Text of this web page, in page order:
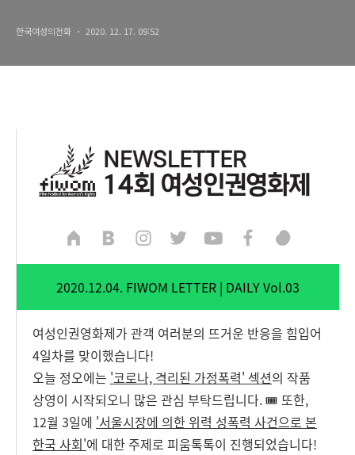
한국여성의전화 2020. 12. 17. 09:52
2020.12.04. FIWOM LETTER | DAILY Vol.03
여성인권영화제가 관객 여러분의 뜨거운 반응을 힘입어
4일차를 맞이했습니다!
오늘 정오에는 '코로나, 격리된 가정폭력' 섹션의 작품
상영이 시작되오니 많은 관심 부탁드립니다. 🎟 또한,
12월 3일에 '서울시장에 의한 위력 성폭력 사건으로 본
한국 사회'에 대한 주제로 피움톡톡이 진행되었습니다!